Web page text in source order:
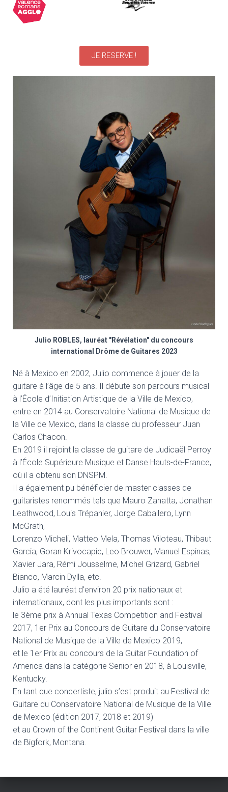
JE RESERVE !
Julio ROBLES, lauréat "Révélation" du concours
international Drôme de Guitares 2023
Né à Mexico en 2002, Julio commence à jouer de la
guitare à l’âge de 5 ans. Il débute son parcours musical
à l’École d’Initiation Artistique de la Ville de Mexico,
entre en 2014 au Conservatoire National de Musique de
la Ville de Mexico, dans la classe du professeur Juan
Carlos Chacon.
En 2019 il rejoint la classe de guitare de Judicaël Perroy
à l’École Supérieure Musique et Danse Hauts-de-France,
où il a obtenu son DNSPM.
Il a également pu bénéficier de master classes de
guitaristes renommés tels que Mauro Zanatta, Jonathan
Leathwood, Louis Trépanier, Jorge Caballero, Lynn
McGrath,
Lorenzo Micheli, Matteo Mela, Thomas Viloteau, Thibaut
Garcia, Goran Krivocapic, Leo Brouwer, Manuel Espinas,
Xavier Jara, Rémi Jousselme, Michel Grizard, Gabriel
Bianco, Marcin Dylla, etc.
Julio a été lauréat d’environ 20 prix nationaux et
internationaux, dont les plus importants sont :
le 3ème prix à Annual Texas Competition and Festival
2017, 1er Prix au Concours de Guitare du Conservatoire
National de Musique de la Ville de Mexico 2019,
et le 1er Prix au concours de la Guitar Foundation of
America dans la catégorie Senior en 2018, à Louisville,
Kentucky.
En tant que concertiste, julio s’est produit au Festival de
Guitare du Conservatoire National de Musique de la Ville
de Mexico (édition 2017, 2018 et 2019)
et au Crown of the Continent Guitar Festival dans la ville
de Bigfork, Montana.